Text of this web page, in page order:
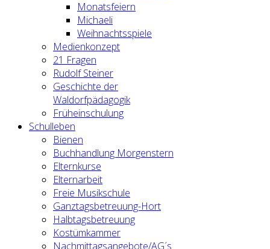
Monatsfeiern
Michaeli
Weihnachtsspiele
Medienkonzept
21 Fragen
Rudolf Steiner
Geschichte der
Waldorfpädagogik
Früheinschulung
Schulleben
Bienen
Buchhandlung Morgenstern
Elternkurse
Elternarbeit
Freie Musikschule
Ganztagsbetreuung-Hort
Halbtagsbetreuung
Kostümkammer
Nachmittagsangebote/AG´s